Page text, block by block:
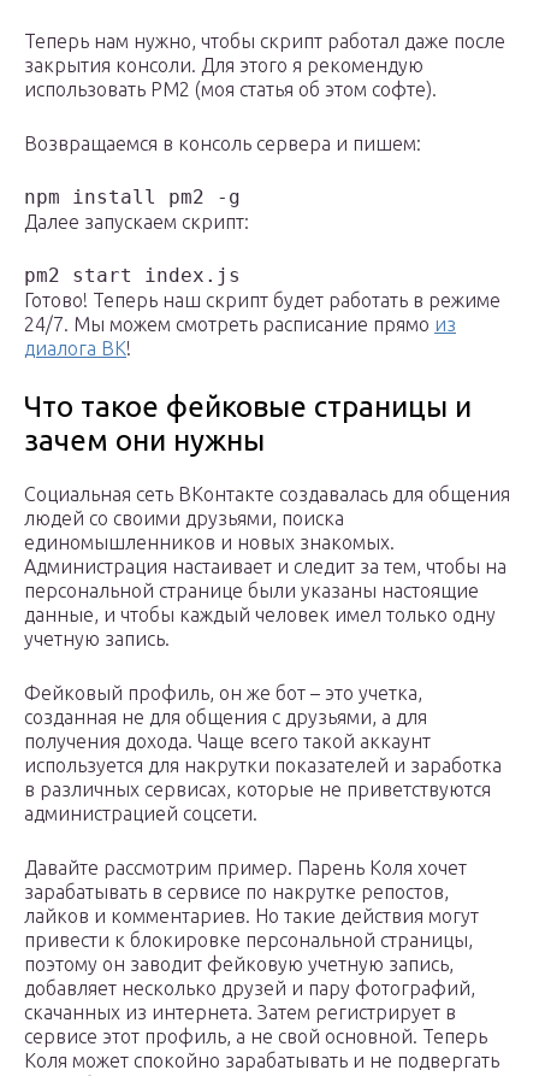
Теперь нам нужно, чтобы скрипт работал даже после
закрытия консоли. Для этого я рекомендую
использовать PM2 (моя статья об этом софте).
Возвращаемся в консоль сервера и пишем:
npm install pm2 -g
Далее запускаем скрипт:
pm2 start index.js
Готово! Теперь наш скрипт будет работать в режиме
24/7. Мы можем смотреть расписание прямо из
диалога ВК!
Что такое фейковые страницы и
зачем они нужны
Социальная сеть ВКонтакте создавалась для общения
людей со своими друзьями, поиска
единомышленников и новых знакомых.
Администрация настаивает и следит за тем, чтобы на
персональной странице были указаны настоящие
данные, и чтобы каждый человек имел только одну
учетную запись.
Фейковый профиль, он же бот – это учетка,
созданная не для общения с друзьями, а для
получения дохода. Чаще всего такой аккаунт
используется для накрутки показателей и заработка
в различных сервисах, которые не приветствуются
администрацией соцсети.
Давайте рассмотрим пример. Парень Коля хочет
зарабатывать в сервисе по накрутке репостов,
лайков и комментариев. Но такие действия могут
привести к блокировке персональной страницы,
поэтому он заводит фейковую учетную запись,
добавляет несколько друзей и пару фотографий,
скачанных из интернета. Затем регистрирует в
сервисе этот профиль, а не свой основной. Теперь
Коля может спокойно зарабатывать и не подвергать